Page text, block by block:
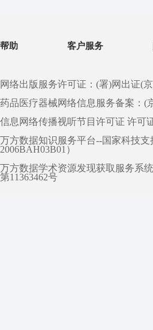
帮助 客户服务
网络出版服务许可证：(署)网出证(
药品医疗器械网络信息服务备案：(
信息网络传播视听节目许可证 许可
万方数据知识服务平台--国家科技支
2006BAH03B01）
万方数据学术资源发现获取服务系
第11363462号